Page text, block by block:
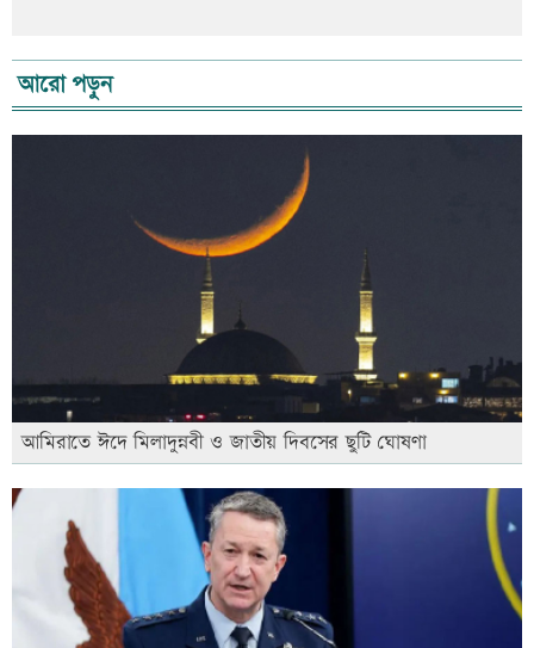
আরো পড়ুন
আমিরাতে ঈদে মিলাদুন্নবী ও জাতীয় দিবসের ছুটি ঘোষণা